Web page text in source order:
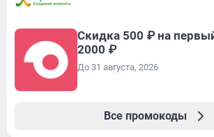
Скидка 500 ₽ на
2000 ₽
До 31 августа, 2026
Все промокоды